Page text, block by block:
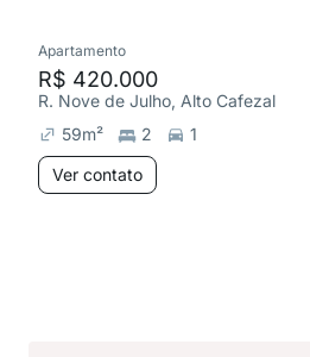
Apartamento
R$ 420.000
R. Nove de Julho, Alto Cafezal
59m² 2
1
Ver contato